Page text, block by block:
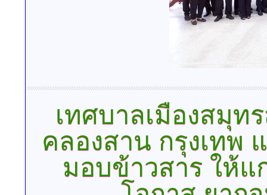
เทศบาลเมืองสมุท
คลองสาน กรุงเทพ
มอบข้าวสาร ให้แ